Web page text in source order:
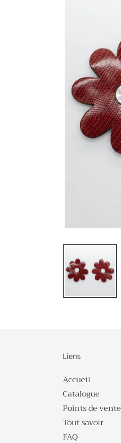
Liens
Accueil
Catalogue
Points de vente
Tout savoir
FAQ